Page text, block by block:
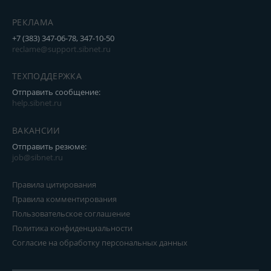
РЕКЛАМА
+7 (383) 347-06-78, 347-10-50
reclame@support.sibnet.ru
ТЕХПОДДЕРЖКА
Отправить сообщение:
help.sibnet.ru
ВАКАНСИИ
Отправить резюме:
job@sibnet.ru
Правила цитирования
Правила комментирования
Пользовательское соглашение
Политика конфиденциальности
Согласие на обработку персональных данных